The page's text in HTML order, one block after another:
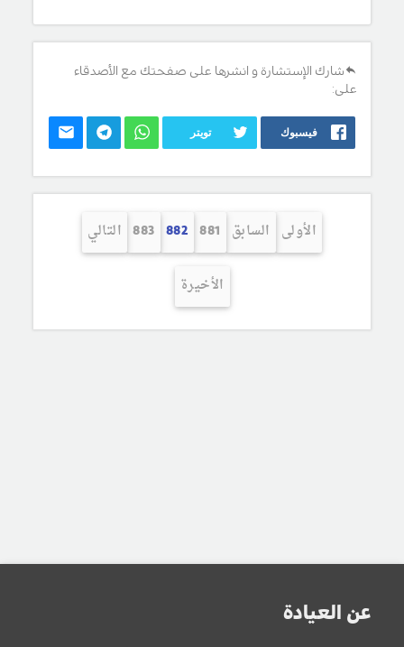
شارك الإستشارة و انشرها على صفحتك مع الأصدقاء
على:
فيسبوك تويتر
الأولى السابق 881
882
883 التالي
الأخيرة
عن العيادة